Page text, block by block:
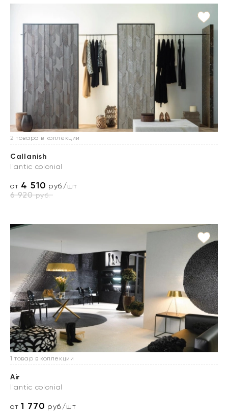
2 товара в коллекции
Callanish
l'antic colonial
от 4 510 руб./шт
6 920руб.
1 товар в коллекции
Air
l'antic colonial
от1 770 руб./шт